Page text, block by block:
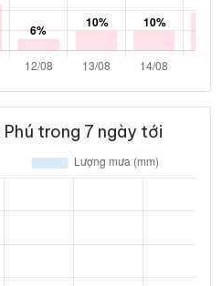
Phú trong 7 ngày tới